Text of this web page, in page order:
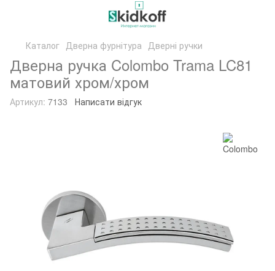
Каталог Дверна фурнітура Дверні ручки
Дверна ручка Colombo Trama LC81
матовий хром/хром
Артикул: 7133 Написати відгук